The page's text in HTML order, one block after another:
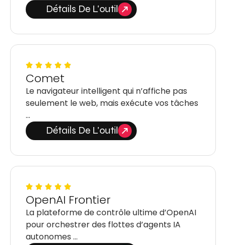
Détails De L'outil
Comet
Le navigateur intelligent qui n’affiche pas
seulement le web, mais exécute vos tâches
…
Détails De L'outil
OpenAI Frontier
La plateforme de contrôle ultime d’OpenAI
pour orchestrer des flottes d’agents IA
autonomes …